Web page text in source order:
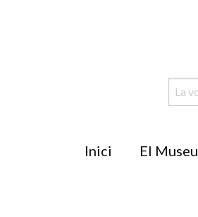
Inici El Museu